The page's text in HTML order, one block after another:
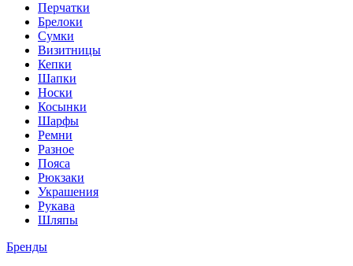
Перчатки
Брелоки
Сумки
Визитницы
Кепки
Шапки
Носки
Косынки
Шарфы
Ремни
Разное
Пояса
Рюкзаки
Украшения
Рукава
Шляпы
Бренды